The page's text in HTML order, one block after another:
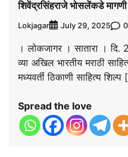
शिवेंद्रसिंहराजे भोसलेंकडे मागणी
Lokjagar July 29, 2025 0
। लोकजागर । सातारा ।
व्या अखिल भारतीय मराठी
मध्यवर्ती ठिकाणी साहित्य
Spread the love